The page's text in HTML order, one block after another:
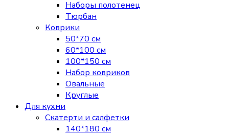
Наборы полотенец
Тюрбан
Коврики
50*70 см
60*100 см
100*150 см
Набор ковриков
Овальные
Круглые
Для кухни
Скатерти и салфетки
140*180 см